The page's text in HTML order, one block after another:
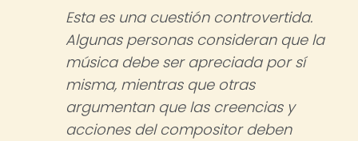
Esta es una cuestión controvertida.
Algunas personas consideran que la
música debe ser apreciada por sí
misma, mientras que otras
argumentan que las creencias y
acciones del compositor deben